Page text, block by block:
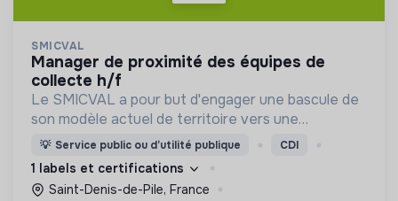
SMICVAL
manager de proximité des équipes de
collecte h/f
Le SMICVAL a pour but d'engager une bascule de
son modèle actuel de territoire vers une
dynamique positive Zero Waste.
💡 Service public ou d’utilité publique CDI
1 labels et certifications
Saint-Denis-de-Pile, France